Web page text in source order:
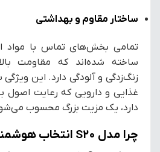
ساختار مقاوم و بهداشتی
ساخته شده‌اند که مقاومت
زنگ‌زدگی و آلودگی دارد. این
غذایی و دارویی که رعایت اصول
دارد، یک مزیت بزرگ محسوب
چرا مدل S20 انتخاب هوشمندانه‌ای است؟